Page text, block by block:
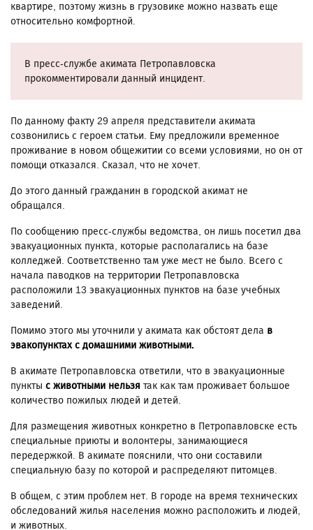
квартире, поэтому жизнь в грузовике можно назвать еще
относительно комфортной.
В пресс-службе акимата Петропавловска
прокомментировали данный инцидент.
По данному факту 29 апреля представители акимата
созвонились с героем статьи. Ему предложили временное
проживание в новом общежитии со всеми условиями, но он от
помощи отказался. Сказал, что не хочет.
До этого данный гражданин в городской акимат не
обращался.
По сообщению пресс-службы ведомства, он лишь посетил два
эвакуационных пункта, которые располагались на базе
колледжей. Соответственно там уже мест не было. Всего с
начала паводков на территории Петропавловска
расположили 13 эвакуационных пунктов на базе учебных
заведений.
Помимо этого мы уточнили у акимата как обстоят дела в
эвакопунктах с домашними животными.
В акимате Петропавловска ответили, что в эвакуационные
пункты с животными нельзя так как там проживает большое
количество пожилых людей и детей.
Для размещения животных конкретно в Петропавловске есть
специальные приюты и волонтеры, занимающиеся
передержкой. В акимате пояснили, что они составили
специальную базу по которой и распределяют питомцев.
В общем, с этим проблем нет. В городе на время технических
обследований жилья населения можно расположить и людей,
и животных.